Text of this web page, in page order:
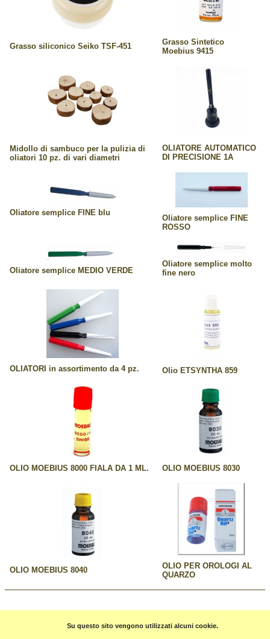
Su questo sito vengono utilizzati alcuni cookie.
Grasso siliconico Seiko TSF-451
Grasso Sintetico
Moebius 9415
Midollo di sambuco per la pulizia di
oliatori 10 pz. di vari diametri
OLIATORE AUTOMATICO
DI PRECISIONE 1A
Oliatore semplice FINE blu
Oliatore semplice FINE
ROSSO
Oliatore semplice MEDIO VERDE
Oliatore semplice molto
fine nero
OLIATORI in assortimento da 4 pz. Olio ETSYNTHA 859
OLIO MOEBIUS 8000 FIALA DA 1 ML. OLIO MOEBIUS 8030
OLIO MOEBIUS 8040
OLIO PER OROLOGI AL
QUARZO